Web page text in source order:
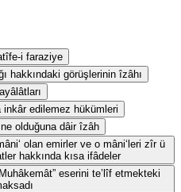
i faraziye
hakkındaki görüşlerinin îzâhı
inkâr edilemez hükümleri
olduğuna dâir îzâh
olan emirler ve o mâni‘leri zîr ü
hakkında kısa ifâdeler
eserini te’lîf etmekteki